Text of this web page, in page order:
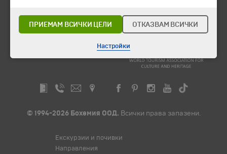
© 1994-2026 Бохемия ООД. Всички права запазени.
Екскурзии и почивки
Направления
ПРИЕМАМ ВСИЧКИ ЦЕЛИ ОТКАЗВАМ ВСИЧКИ
Настройки